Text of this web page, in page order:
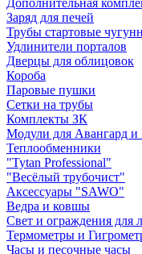
Дополнительная
Заряд для печей
Трубы стартовые
Удлинители порталов
Дверцы для облицовок
Короба
Паровые пушки
Сетки на трубы
Комплекты ЗК
Модули для Авангард и
Теплообменники
"Tytan Professional"
"Весёлый трубочист"
Аксессуары "SAWO"
Ведра и ковшы
Свет и ограждения для
Термометры и
Часы и песочные часы